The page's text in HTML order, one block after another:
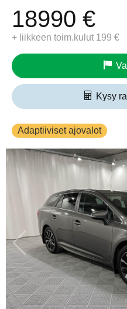
18990 €
+ liikkeen toim.kulut 199 €
Kysy
Adaptiiviset ajovalot